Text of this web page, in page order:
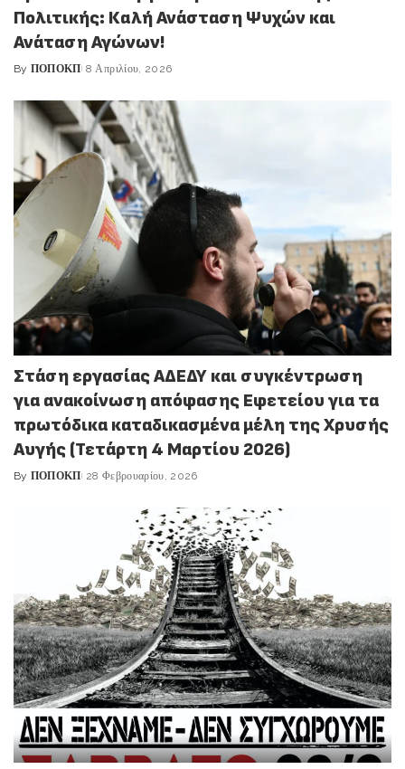
Πολιτικής: Καλή Ανάσταση Ψυχών και
Ανάταση Αγώνων!
Posted
By ΠΟΠΟΚΠ 8 Απριλίου, 2026
Στάση εργασίας ΑΔΕΔΥ και συγκέντρωση
για ανακοίνωση απόφασης Εφετείου για τα
πρωτόδικα καταδικασμένα μέλη της Χρυσής
Αυγής (Τετάρτη 4 Μαρτίου 2026)
Posted
By ΠΟΠΟΚΠ 28 Φεβρουαρίου, 2026